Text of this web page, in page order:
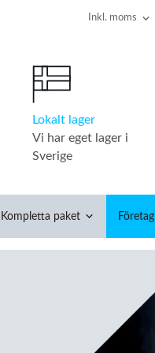
Lokalt lager
Vi har eget lager i
Sverige
Kompletta paket Företag